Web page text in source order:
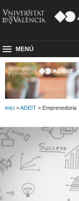
MENÚ
Inici >ADEIT > Emprenedoria